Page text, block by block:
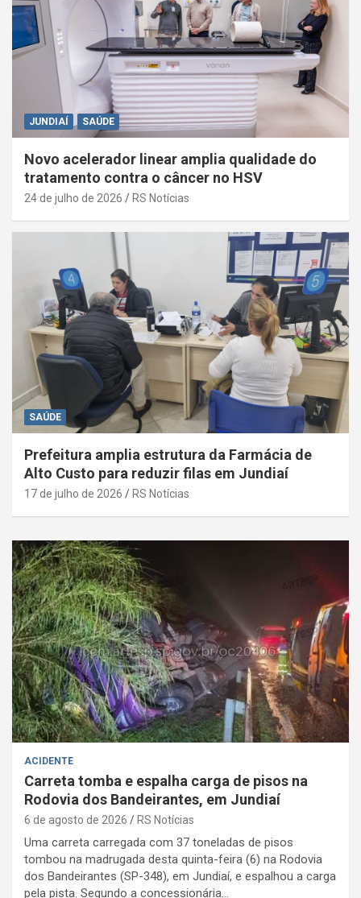
JUNDIAÍ SAÚDE
Novo acelerador linear amplia qualidade do
tratamento contra o câncer no HSV
24 de julho de 2026 RS Notícias
SAÚDE
Prefeitura amplia estrutura da Farmácia de
Alto Custo para reduzir filas em Jundiaí
17 de julho de 2026 RS Notícias
ACIDENTE
Carreta tomba e espalha carga de pisos na
Rodovia dos Bandeirantes, em Jundiaí
6 de agosto de 2026 RS Notícias
Uma carreta carregada com 37 toneladas de pisos
tombou na madrugada desta quinta-feira (6) na Rodovia
dos Bandeirantes (SP-348), em Jundiaí, e espalhou a carga
pela pista. Segundo a concessionária…